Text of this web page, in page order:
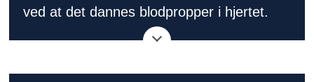
ved at det dannes blodpropper i hjertet.
Ettersom hjertets forkamre ikke trekker